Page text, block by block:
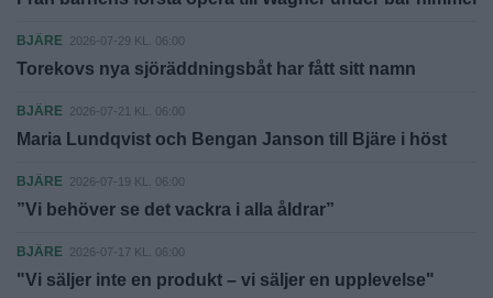
BJÄRE 2026-07-29 KL. 06:00
Torekovs nya sjöräddningsbåt har fått sitt namn
BJÄRE 2026-07-21 KL. 06:00
Maria Lundqvist och Bengan Janson till Bjäre i höst
BJÄRE 2026-07-19 KL. 06:00
”Vi behöver se det vackra i alla åldrar”
BJÄRE 2026-07-17 KL. 06:00
"Vi säljer inte en produkt – vi säljer en upplevelse"